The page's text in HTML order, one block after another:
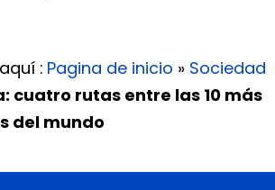
: Pagina de inicio » Sociedad
cuatro rutas entre las 10 más
del mundo